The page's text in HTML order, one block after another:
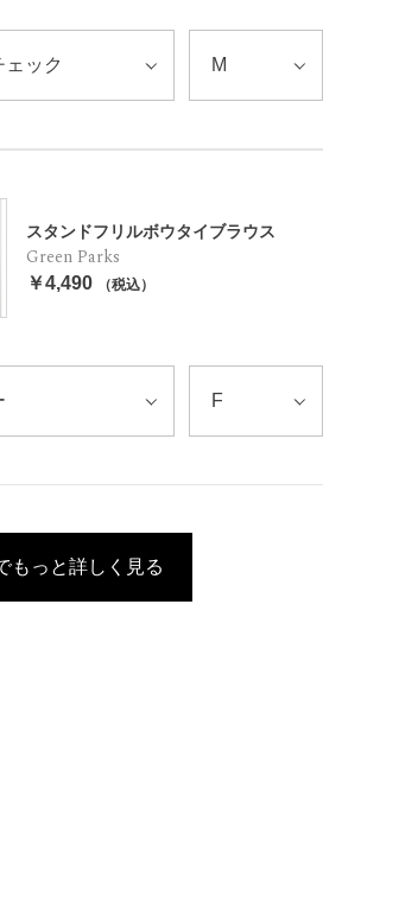
スタンドフリルボウタイブラウス
Green Parks
￥4,490 （税込）
もっと詳しく見る